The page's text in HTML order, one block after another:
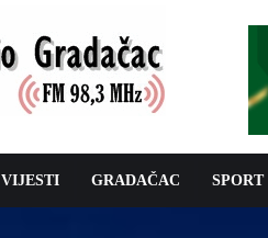
VIJESTI GRADAČAC SPORT